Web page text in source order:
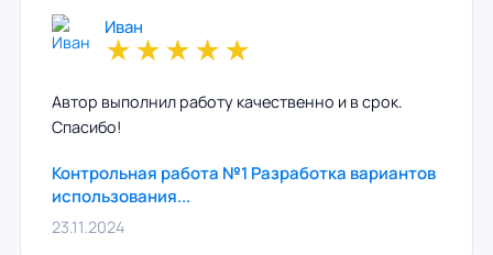
Иван
★★★★★
Автор выполнил работу качественно и в срок.
Спасибо!
Контрольная работа №1 Разработка вариантов
использования...
23.11.2024